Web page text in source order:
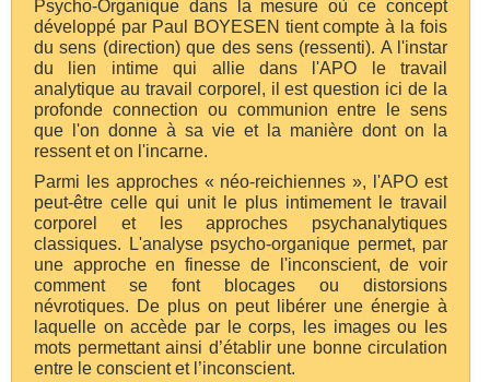
Psycho-Organique dans la mesure où ce concept
développé par Paul BOYESEN tient compte à la fois
du sens (direction) que des sens (ressenti). A l'instar
du lien intime qui allie dans l'APO le travail
analytique au travail corporel, il est question ici de la
profonde connection ou communion entre le sens
que l'on donne à sa vie et la manière dont on la
ressent et on l'incarne.
Parmi les approches « néo-reichiennes », l'APO est
peut-être celle qui unit le plus intimement le travail
corporel et les approches psychanalytiques
classiques. L'analyse psycho-organique permet, par
une approche en finesse de l'inconscient, de voir
comment se font blocages ou distorsions
névrotiques. De plus on peut libérer une énergie à
laquelle on accède par le corps, les images ou les
mots permettant ainsi d’établir une bonne circulation
entre le conscient et l’inconscient.